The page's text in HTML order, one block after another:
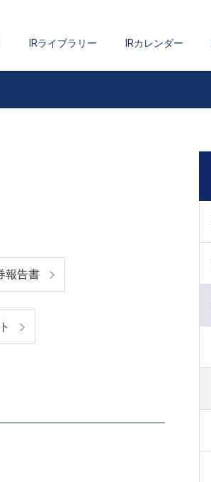
報告書
IRライブラリー IRカレンダー